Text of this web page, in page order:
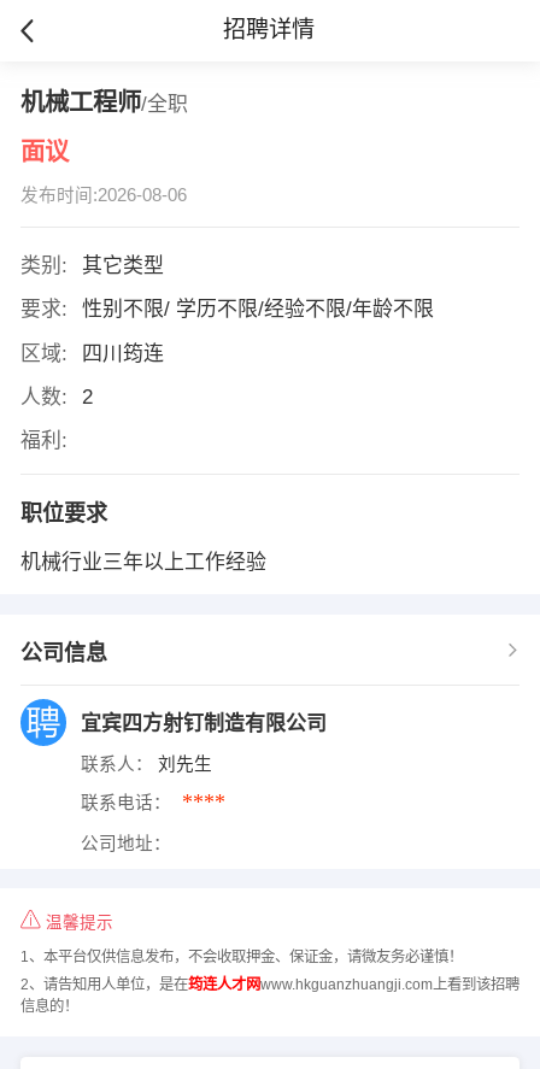
招聘详情
机械工程师/全职
面议
发布时间:2026-08-06
类别:
其它类型
要求:
性别不限/ 学历不限/经验不限/年龄不限
区域:
四川筠连
人数:
2
福利:
职位要求
机械行业三年以上工作经验
公司信息
宜宾四方射钉制造有限公司
联系人： 刘先生
联系电话： ****
公司地址：
温馨提示
1、本平台仅供信息发布，不会收取押金、保证金，请微友务必谨慎！
2、请告知用人单位，是在筠连人才网www.hkguanzhuangji.com上看到该招聘
信息的！